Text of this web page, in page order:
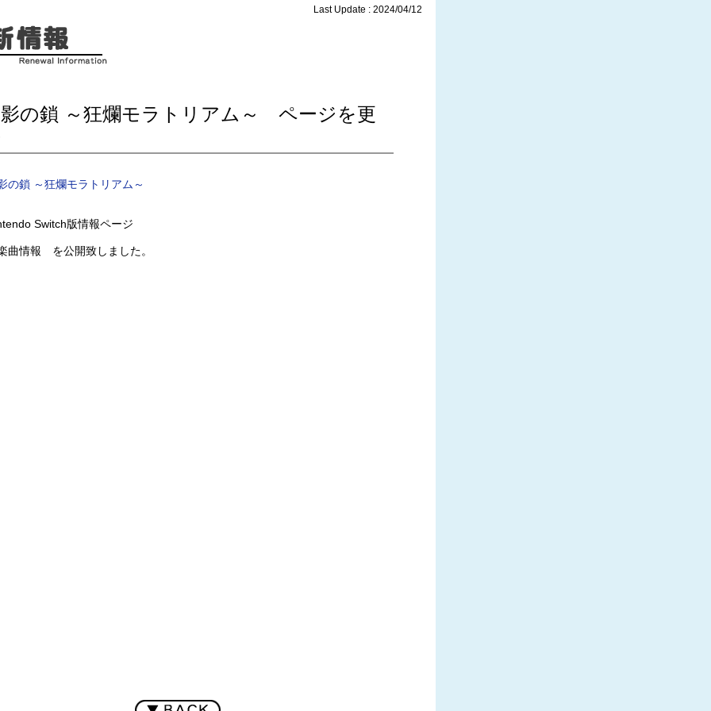
Last Update : 2024/04/12
影の鎖 ～狂爛モラトリアム～ ページを更
の鎖 ～狂爛モラトリアム～
Switch版情報ページ
曲情報 を公開致しました。